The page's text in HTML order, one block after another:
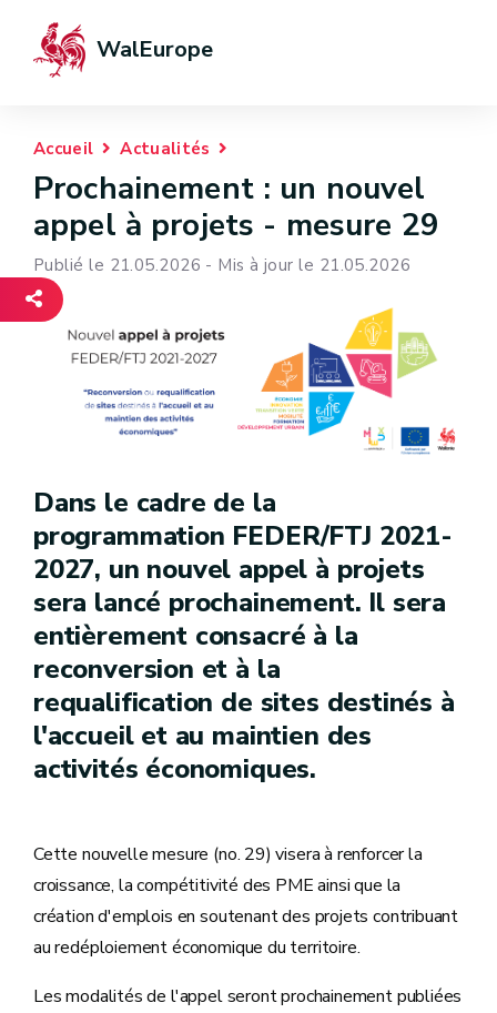
WalEurope
Accueil Actualités
Prochainement : un nouvel
appel à projets - mesure 29
Publié le 21.05.2026 - Mis à jour le 21.05.2026
Dans le cadre de la
programmation FEDER/FTJ 2021-
2027, un nouvel appel à projets
sera lancé prochainement. Il sera
entièrement consacré à la
reconversion et à la
requalification de sites destinés à
l'accueil et au maintien des
activités économiques.
Cette nouvelle mesure (no. 29) visera à renforcer la
croissance, la compétitivité des PME ainsi que la
création d'emplois en soutenant des projets contribuant
au redéploiement économique du territoire.
Les modalités de l'appel seront prochainement publiées